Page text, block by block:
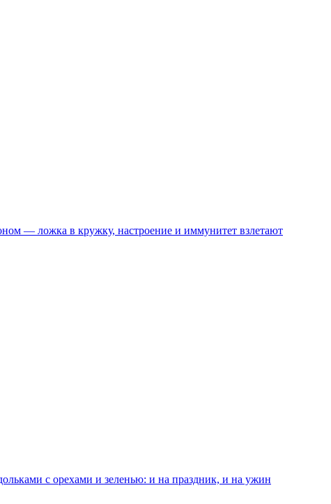
— ложка в кружку, настроение и иммунитет взлетают
с орехами и зеленью: и на праздник, и на ужин